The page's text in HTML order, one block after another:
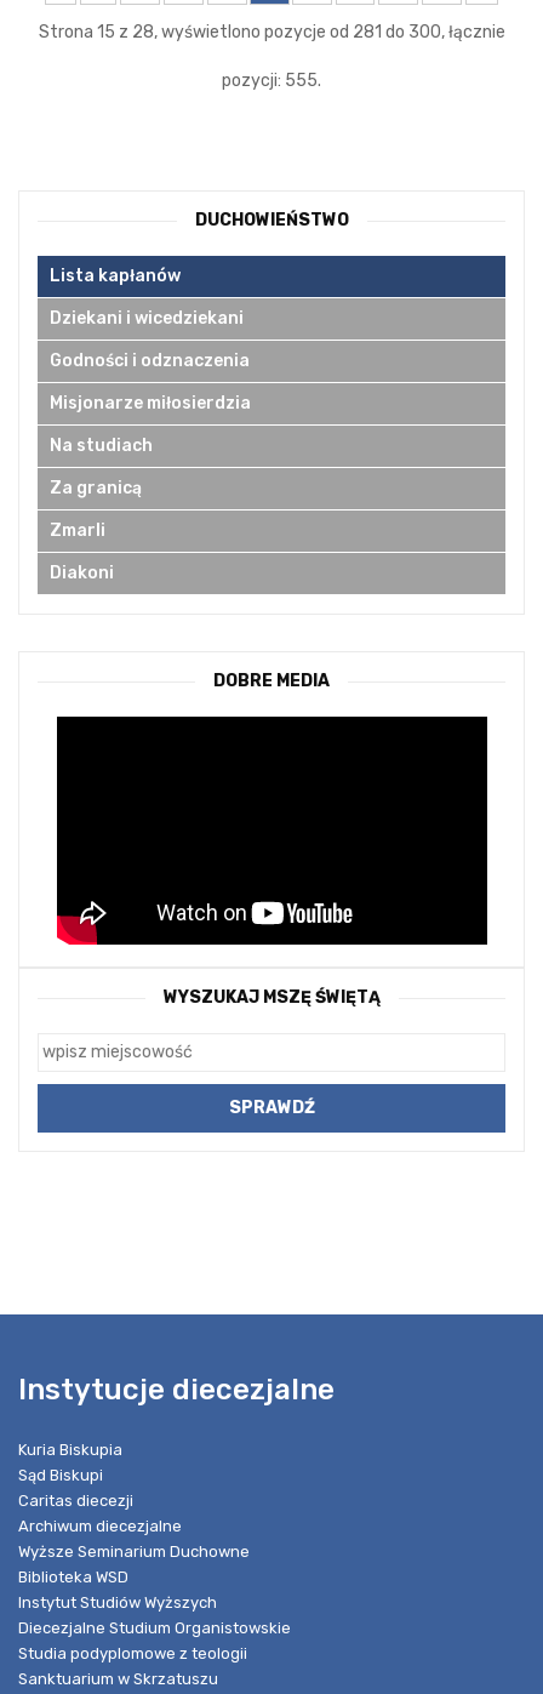
Strona 15 z 28, wyświetlono pozycje od 281 do 300, łącznie
pozycji: 555.
DUCHOWIEŃSTWO
Lista kapłanów
Dziekani i wicedziekani
Godności i odznaczenia
Misjonarze miłosierdzia
Na studiach
Za granicą
Zmarli
Diakoni
DOBRE MEDIA
WYSZUKAJ MSZĘ ŚWIĘTĄ
Instytucje diecezjalne
Kuria Biskupia
Sąd Biskupi
Caritas diecezji
Archiwum diecezjalne
Wyższe Seminarium Duchowne
Biblioteka WSD
Instytut Studiów Wyższych
Diecezjalne Studium Organistowskie
Studia podyplomowe z teologii
Sanktuarium w Skrzatuszu